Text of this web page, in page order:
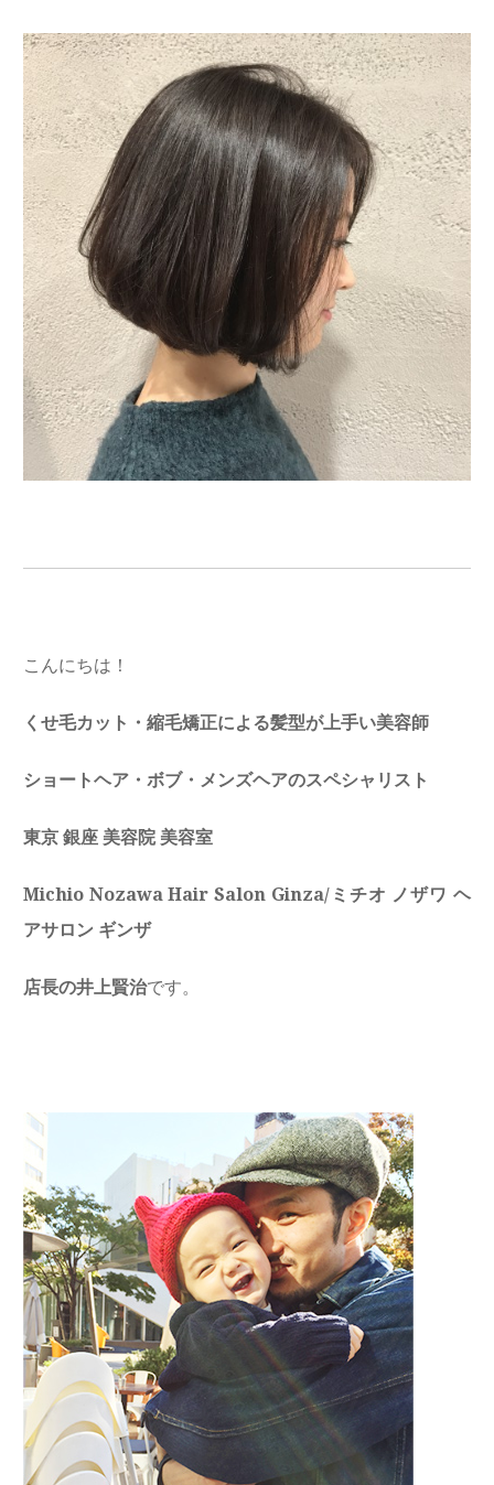
こんにちは！
くせ毛カット・縮毛矯正による髪型が上手い美容師
ショートヘア・ボブ・メンズヘアのスペシャリスト
東京 銀座 美容院 美容室
Michio Nozawa Hair Salon Ginza/ミチオ ノザワ ヘ
アサロン ギンザ
店長の井上賢治です。